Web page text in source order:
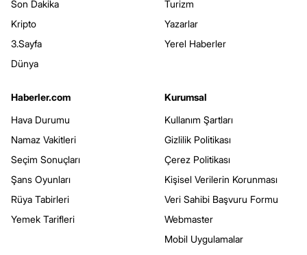
Son Dakika
Kripto
3.Sayfa
Dünya
Turizm
Yazarlar
Yerel Haberler
Haberler.com
Hava Durumu
Namaz Vakitleri
Seçim Sonuçları
Şans Oyunları
Rüya Tabirleri
Yemek Tarifleri
Kurumsal
Kullanım Şartları
Gizlilik Politikası
Çerez Politikası
Kişisel Verilerin Korunması
Veri Sahibi Başvuru Formu
Webmaster
Mobil Uygulamalar